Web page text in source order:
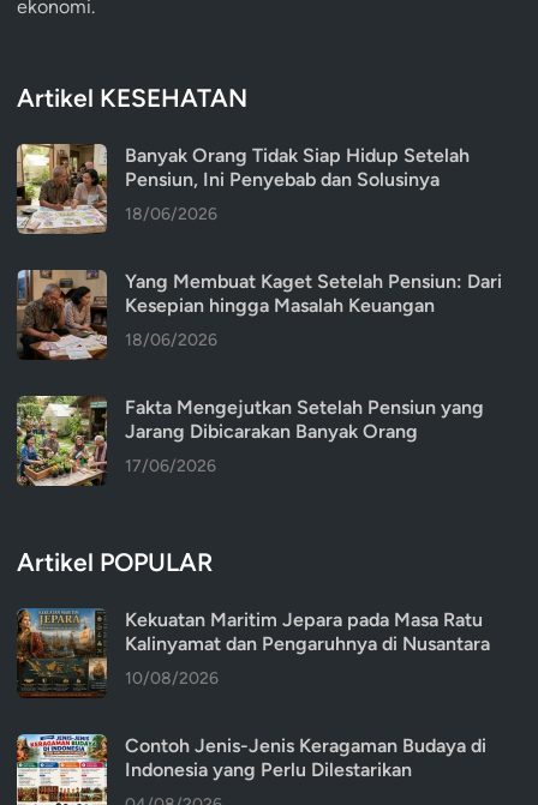
ekonomi.
Artikel KESEHATAN
Banyak Orang Tidak Siap Hidup Setelah
Pensiun, Ini Penyebab dan Solusinya
18/06/2026
Yang Membuat Kaget Setelah Pensiun: Dari
Kesepian hingga Masalah Keuangan
18/06/2026
Fakta Mengejutkan Setelah Pensiun yang
Jarang Dibicarakan Banyak Orang
17/06/2026
Artikel POPULAR
Kekuatan Maritim Jepara pada Masa Ratu
Kalinyamat dan Pengaruhnya di Nusantara
10/08/2026
Contoh Jenis-Jenis Keragaman Budaya di
Indonesia yang Perlu Dilestarikan